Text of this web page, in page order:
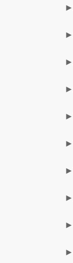
►
►
►
►
►
►
►
►
►
►